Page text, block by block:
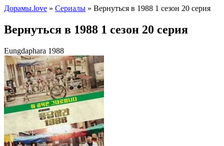
Дорамы.love » Сериалы » Вернуться в 1988 1 сезон 20 серия
Вернуться в 1988 1 сезон 20 серия
Eungdaphara 1988